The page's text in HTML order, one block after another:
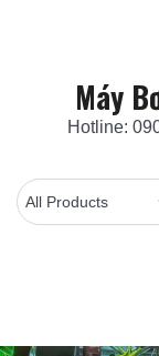
Máy
Hotline: